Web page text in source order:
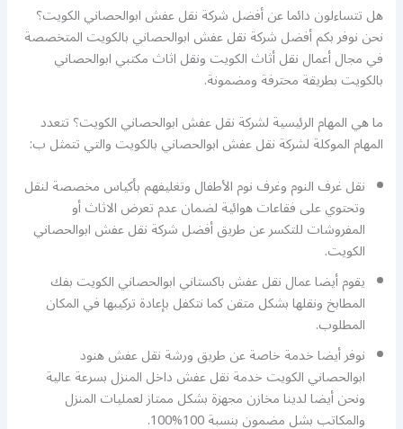
هل تتساءلون دائما عن أفضل شركة نقل عفش ابوالحصاني الكويت؟
نحن نوفر بكم أفضل شركة نقل عفش ابوالحصاني بالكويت المتخصصة
في مجال أعمال نقل أثاث الكويت ونقل اثاث مكتبي ابوالحصاني
بالكويت بطريقة محترفة ومضمونة.
ما هي المهام الرئيسية لشركة نقل عفش ابوالحصاني الكويت؟ تتعدد
المهام الموكلة لشركة نقل عفش ابوالحصاني بالكويت والتي تتمثل ب:
نقل غرف النوم وغرف نوم الأطفال وتغليفهم بأكياس مخصصة لنقل
وتحتوي على فقاعات هوائية لضمان عدم تعرض الاثاث أو
المفروشات للتكسر عن طريق أفضل شركة نقل عفش ابوالحصاني
الكويت.
يقوم أيضا عمال نقل عفش باكستاني ابوالحصاني الكويت بفك
المطابخ ونقلها بشكل متقن كما نتكفل بإعادة تركيبها في المكان
المطلوب.
نوفر أيضا خدمة خاصة عن طريق ورشة نقل عفش هنود
ابوالحصاني الكويت خدمة نقل عفش داخل المنزل بسرعة عالية
ونحن أيضا لدينا مخازن مجهزة بشكل ممتاز لعمليات المنزل
والمكاتب بشل مضمون بنسبة 100%100.